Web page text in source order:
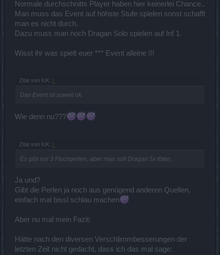
Normale durchschnitts Player haben hier keinerlei Chance..
Man muss das Event auf höhste Stufe spielen sonst schafft
man es nicht durch.
Dazu muss man noch Dragan Solo spielen auf Inf 1.
Wisst ihr was spielt euer *** Event alleine !!!
Zitat von IcK: ↑
Das Event ist soweit ok.
Wie denn nu???
Zitat von IcK: ↑
Es gibt nur 3 Fluchperlen, aber man soll Dragan 5x töten..
Ja und?
Gibt die Perlen ja noch aus genügend anderen Quellen,
einfach mal bissl schlau machen
Aber nu mal mein Fazit:
Hätte nach den diversen Verschlimmbesserungen der
letzten Zeit nicht gedacht, dass ich das mal sage: